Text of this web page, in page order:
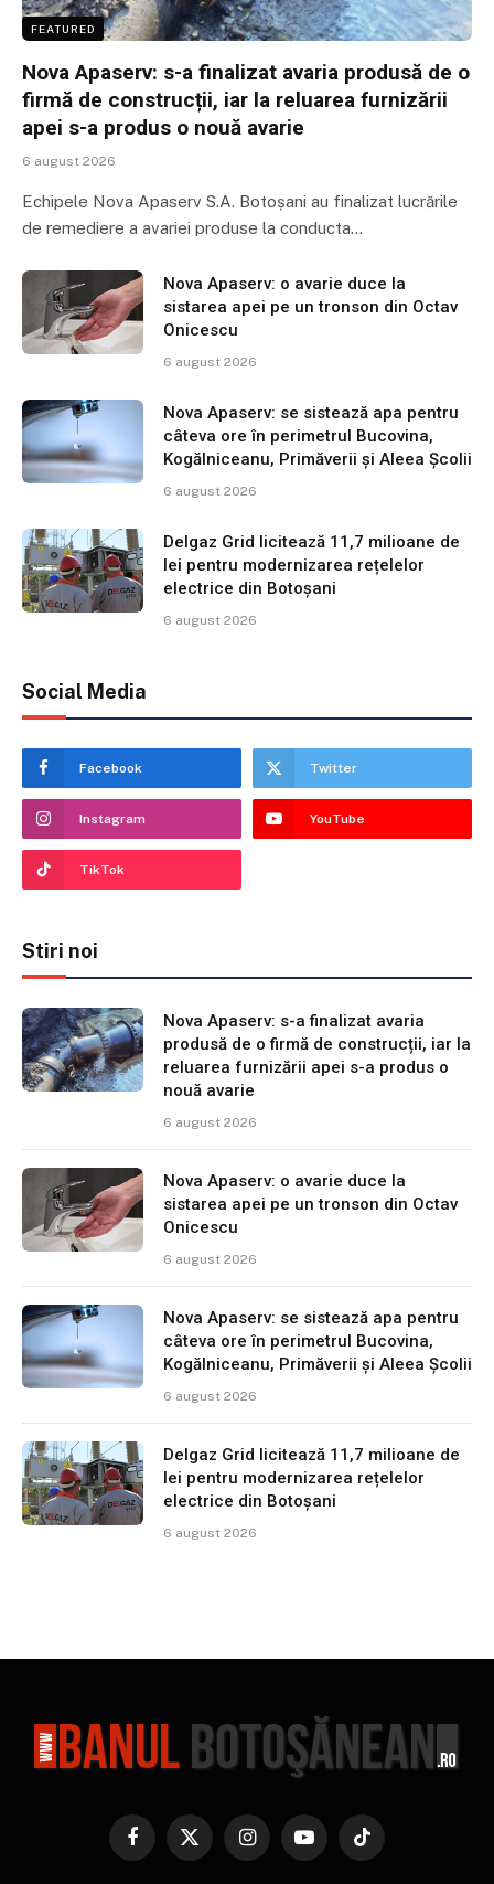
FEATURED
Nova Apaserv: s-a finalizat avaria produsă de o
firmă de construcții, iar la reluarea furnizării
apei s-a produs o nouă avarie
6 august 2026
Echipele Nova Apaserv S.A. Botoșani au finalizat lucrările
de remediere a avariei produse la conducta…
Nova Apaserv: o avarie duce la
sistarea apei pe un tronson din Octav
Onicescu
6 august 2026
Nova Apaserv: se sistează apa pentru
câteva ore în perimetrul Bucovina,
Kogălniceanu, Primăverii și Aleea Școlii
6 august 2026
Delgaz Grid licitează 11,7 milioane de
lei pentru modernizarea rețelelor
electrice din Botoșani
6 august 2026
Social Media
Facebook Twitter
Instagram YouTube
TikTok
Stiri noi
Nova Apaserv: s-a finalizat avaria
produsă de o firmă de construcții, iar la
reluarea furnizării apei s-a produs o
nouă avarie
6 august 2026
Nova Apaserv: o avarie duce la
sistarea apei pe un tronson din Octav
Onicescu
6 august 2026
Nova Apaserv: se sistează apa pentru
câteva ore în perimetrul Bucovina,
Kogălniceanu, Primăverii și Aleea Școlii
6 august 2026
Delgaz Grid licitează 11,7 milioane de
lei pentru modernizarea rețelelor
electrice din Botoșani
6 august 2026
Facebook
X
InstagramYouTubeTikTok